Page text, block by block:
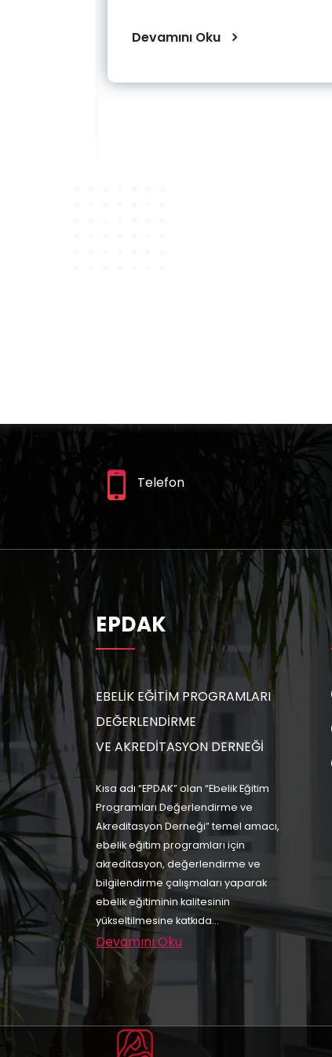
Devamını Oku
Telefon
EPDAK
EBELİK EĞİTİM PROGRAMLARI
DEĞERLENDİRME
VE AKREDİTASYON DERNEĞİ
Kısa adı “EPDAK” olan “Ebelik Eğitim
Programları Değerlendirme ve
Akreditasyon Derneği” temel amacı,
ebelik eğitim programları için
akreditasyon, değerlendirme ve
bilgilendirme çalışmaları yaparak
ebelik eğitiminin kalitesinin
yükseltilmesine katkıda...
Devamını Oku